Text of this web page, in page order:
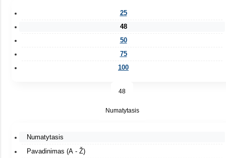
25
48
50
75
100
48
Numatytasis
Numatytasis
Pavadinimas (A - Ž)